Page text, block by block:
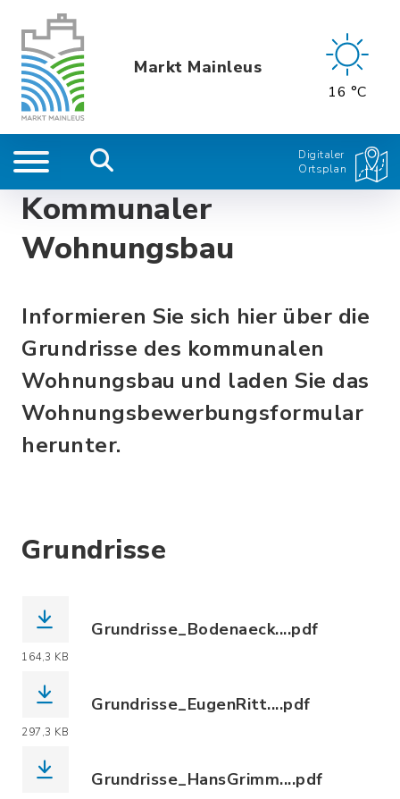
Markt Mainleus
16 °C
Digitaler
Ortsplan
Kommunaler
Wohnungsbau
Informieren Sie sich hier über die
Grundrisse des kommunalen
Wohnungsbau und laden Sie das
Wohnungsbewerbungsformular
herunter.
Grundrisse
164,3 KB
Grundrisse_Bodenaeck....pdf
297,3 KB
Grundrisse_EugenRitt....pdf
Grundrisse_HansGrimm....pdf